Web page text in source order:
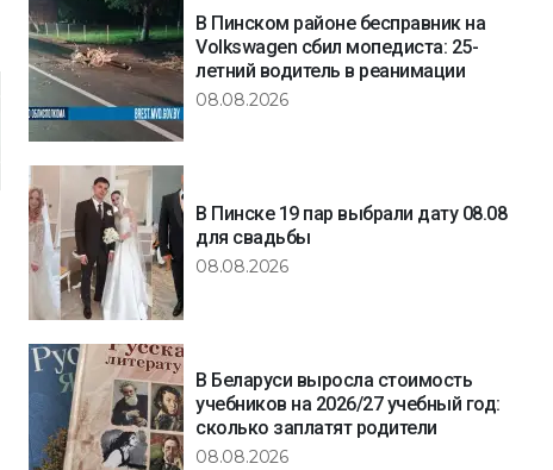
В Пинском районе бесправник на
Volkswagen сбил мопедиста: 25-
летний водитель в реанимации
08.08.2026
В Пинске 19 пар выбрали дату 08.08
для свадьбы
08.08.2026
В Беларуси выросла стоимость
учебников на 2026/27 учебный год:
сколько заплатят родители
08.08.2026